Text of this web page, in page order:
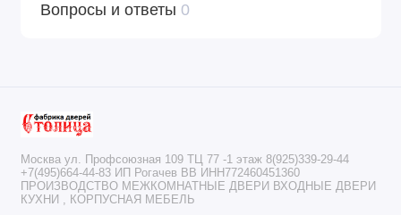
Вопросы и ответы 0
Москва ул. Профсоюзная 109 ТЦ 77 -1 этаж 8(925)339-29-44
+7(495)664-44-83 ИП Рогачев ВВ ИНН772460451360
ПРОИЗВОДСТВО МЕЖКОМНАТНЫЕ ДВЕРИ ВХОДНЫЕ ДВЕРИ
КУХНИ , КОРПУСНАЯ МЕБЕЛЬ